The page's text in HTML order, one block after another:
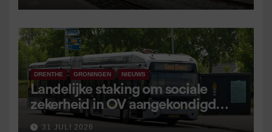
DRENTHE GRONINGEN NIEUWS
Landelijke staking om sociale
zekerheid in OV aangekondigd
voor 9 september
31 JULI 2026